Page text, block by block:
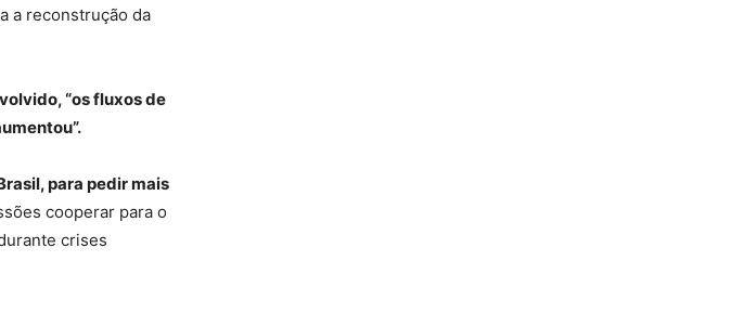
a reconstrução da
“os fluxos de
para pedir mais
cooperar para o
crises